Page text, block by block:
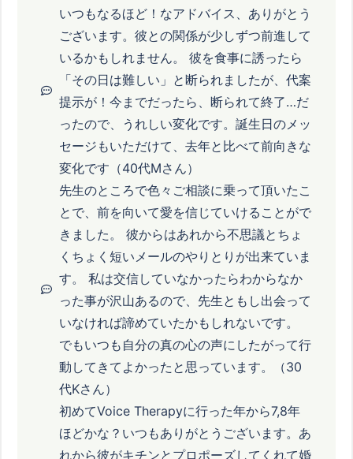
いつもなるほど！なアドバイス、ありがとう
ございます。彼との関係が少しずつ前進して
いるかもしれません。 彼を食事に誘ったら
「その日は難しい」と断られましたが、代案
提示が！今までだったら、断られて終了…だ
ったので、うれしい変化です。誕生日のメッ
セージもいただけて、去年と比べて前向きな
変化です（40代Mさん）
先生のところで色々ご相談に乗って頂いたこ
とで、前を向いて愛を信じていけることがで
きました。 彼からはあれから不思議とちょ
くちょく短いメールのやりとりが出来ていま
す。 私は交信していなかったらわからなか
った事が沢山あるので、先生ともし出会って
いなければ諦めていたかもしれないです。
でもいつも自分の真の心の声にしたがって行
動してきてよかったと思っています。（30
代Kさん）
初めてVoice Therapyに行った年から7,8年
ほどかな？いつもありがとうございます。あ
れから彼がキチンとプロポーズしてくれて婚